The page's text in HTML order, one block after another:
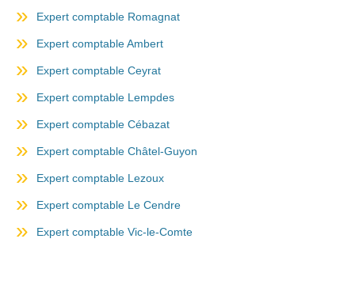
Expert comptable Romagnat
Expert comptable Ambert
Expert comptable Ceyrat
Expert comptable Lempdes
Expert comptable Cébazat
Expert comptable Châtel-Guyon
Expert comptable Lezoux
Expert comptable Le Cendre
Expert comptable Vic-le-Comte